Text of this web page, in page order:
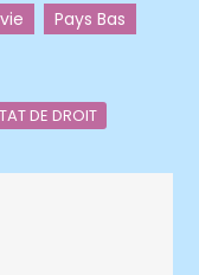
Pays Bas
DE DROIT